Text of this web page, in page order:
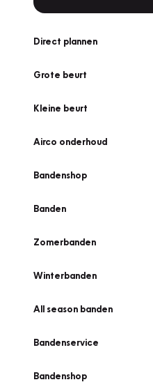
Direct plannen
Grote beurt
Kleine beurt
Airco onderhoud
Bandenshop
Banden
Zomerbanden
Winterbanden
All season banden
Bandenservice
Bandenshop